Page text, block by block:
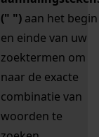
(" ") aan het begin
en einde van uw
zoektermen om
naar de exacte
combinatie van
woorden te